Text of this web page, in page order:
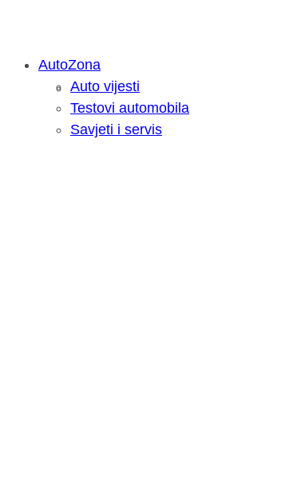
Savjetujemo: Što učiniti
AutoZona
Auto vijesti
Testovi automobila
Savjeti i servis